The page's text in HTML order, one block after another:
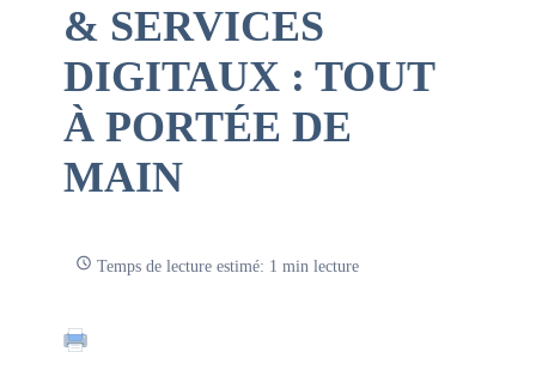
& SERVICES
DIGITAUX : TOUT
À PORTÉE DE
MAIN
Temps de lecture estimé: 1 min lecture